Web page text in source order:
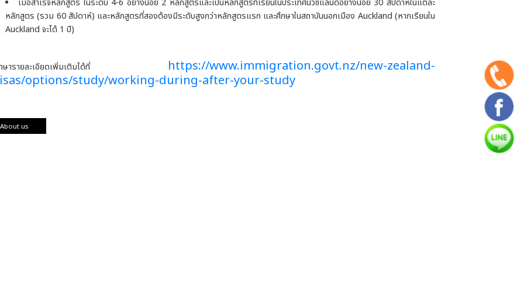
เมื่อสำเร็จหลักสูตร ในระดับ 4-6 อย่างน้อย 2 หลักสูตรและเป็นหลักสูตรที่เรียนในประเทศนิวซีแลนด์อย่างน้อย 30 สัปดาห์ในแต่ละ
หลักสูตร (รวม 60 สัปดาห์) และหลักสูตรที่สองต้องมีระดับสูงกว่าหลักสูตรแรก และศึกษาในสถาบันนอกเมือง Auckland (หากเรียนใน
Auckland จะได้ 1 ปี)
ษารายละเอียดเพิ่มเติมได้ที่ https://www.immigration.govt.nz/new-zealand-
options/study/working-during-after-your-study
About us